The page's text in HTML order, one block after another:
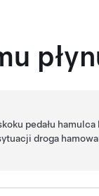
pedału
droga